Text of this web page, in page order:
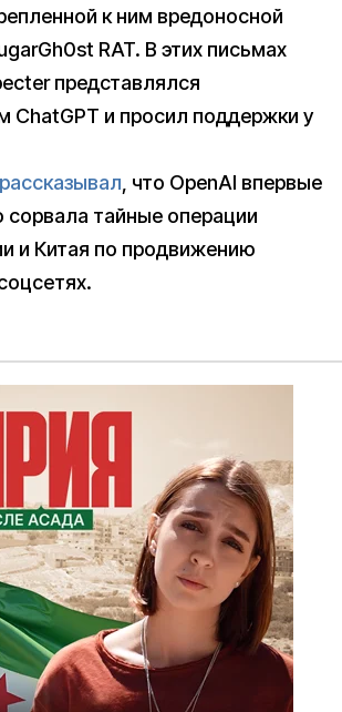
к ним вредоносной
RAT. В этих письмах
представлялся
ChatGPT и просил поддержки у
рассказывал, что OpenAI впервые
тайные операции
и Китая по продвижению